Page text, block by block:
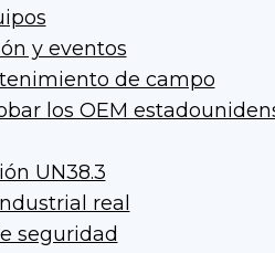
y eventos
de campo
los OEM
UN38.3
real
seguridad